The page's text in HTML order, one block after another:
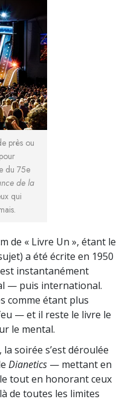
près ou
du 75e
de la
qui
de « Livre Un », étant le
a été écrite en 1950
instantanément
— puis international.
comme étant plus
— et il reste le livre le
le mental.
soirée s’est déroulée
Dianetics — mettant en
tout en honorant ceux
de toutes les limites